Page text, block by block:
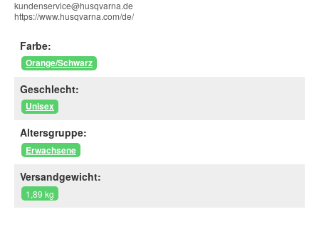
kundenservice@husqvarna.de
https://www.husqvarna.com/de/
Farbe:
Orange/Schwarz
Geschlecht:
Unisex
Altersgruppe:
Erwachsene
Versandgewicht:
1,89 kg